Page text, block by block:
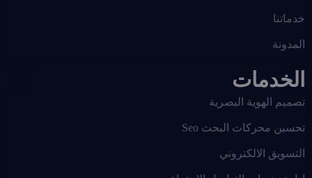
خدماتنا
المدونة
الخدمات
تصميم الهوية البصرية
تحسين محركات البحث Seo
التسويق الالكتروني